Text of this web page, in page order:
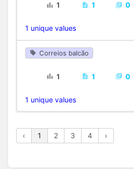
1 1 0
1 unique values
Correios balcão
1 1 0
1 unique values
‹ 1 2 3 4 ›